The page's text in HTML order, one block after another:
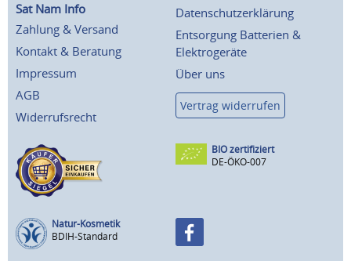
Sat Nam Info
Zahlung & Versand
Kontakt & Beratung
Impressum
AGB
Widerrufsrecht
Datenschutzerklärung
Entsorgung Batterien &
Elektrogeräte
Über uns
Vertrag widerrufen
BIO zertifiziert
DE-ÖKO-007
Natur-Kosmetik
BDIH-Standard